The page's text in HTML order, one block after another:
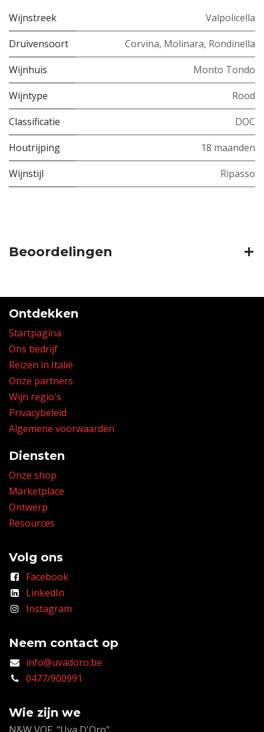
Wijnstreek
Valpolicella
Druivensoort
Corvina, Molinara, Rondinella
Wijnhuis
Monto Tondo
Wijntype
Rood
Classificatie
DOC
Houtrijping
18 maanden
Wijnstijl
Ripasso
Beoordelingen
Ontdekken
Startpagina
Ons bedrijf
Reizen in Italië
Onze partners
Wijn regio's
Privacybeleid
Algemene voorwaarden
Diensten
Onze shop
Marketplace
Ontwerp
Resources
Volg ons
Facebook
LinkedIn
Instagram
Neem contact op
info@uvadoro.be
0477/900991
Wie zijn we